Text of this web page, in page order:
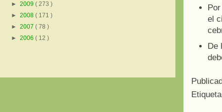
el
De
► 2009 ( 273 )
► 2008 ( 171 )
► 2007 ( 78 )
► 2006 ( 12 )